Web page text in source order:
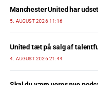
Manchester United har
5. AUGUST 2026 11:16
United tæt på salg af
4. AUGUST 2026 21:44